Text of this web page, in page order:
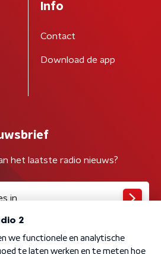
Info
Contact
Download de app
het laatste radio nieuws?